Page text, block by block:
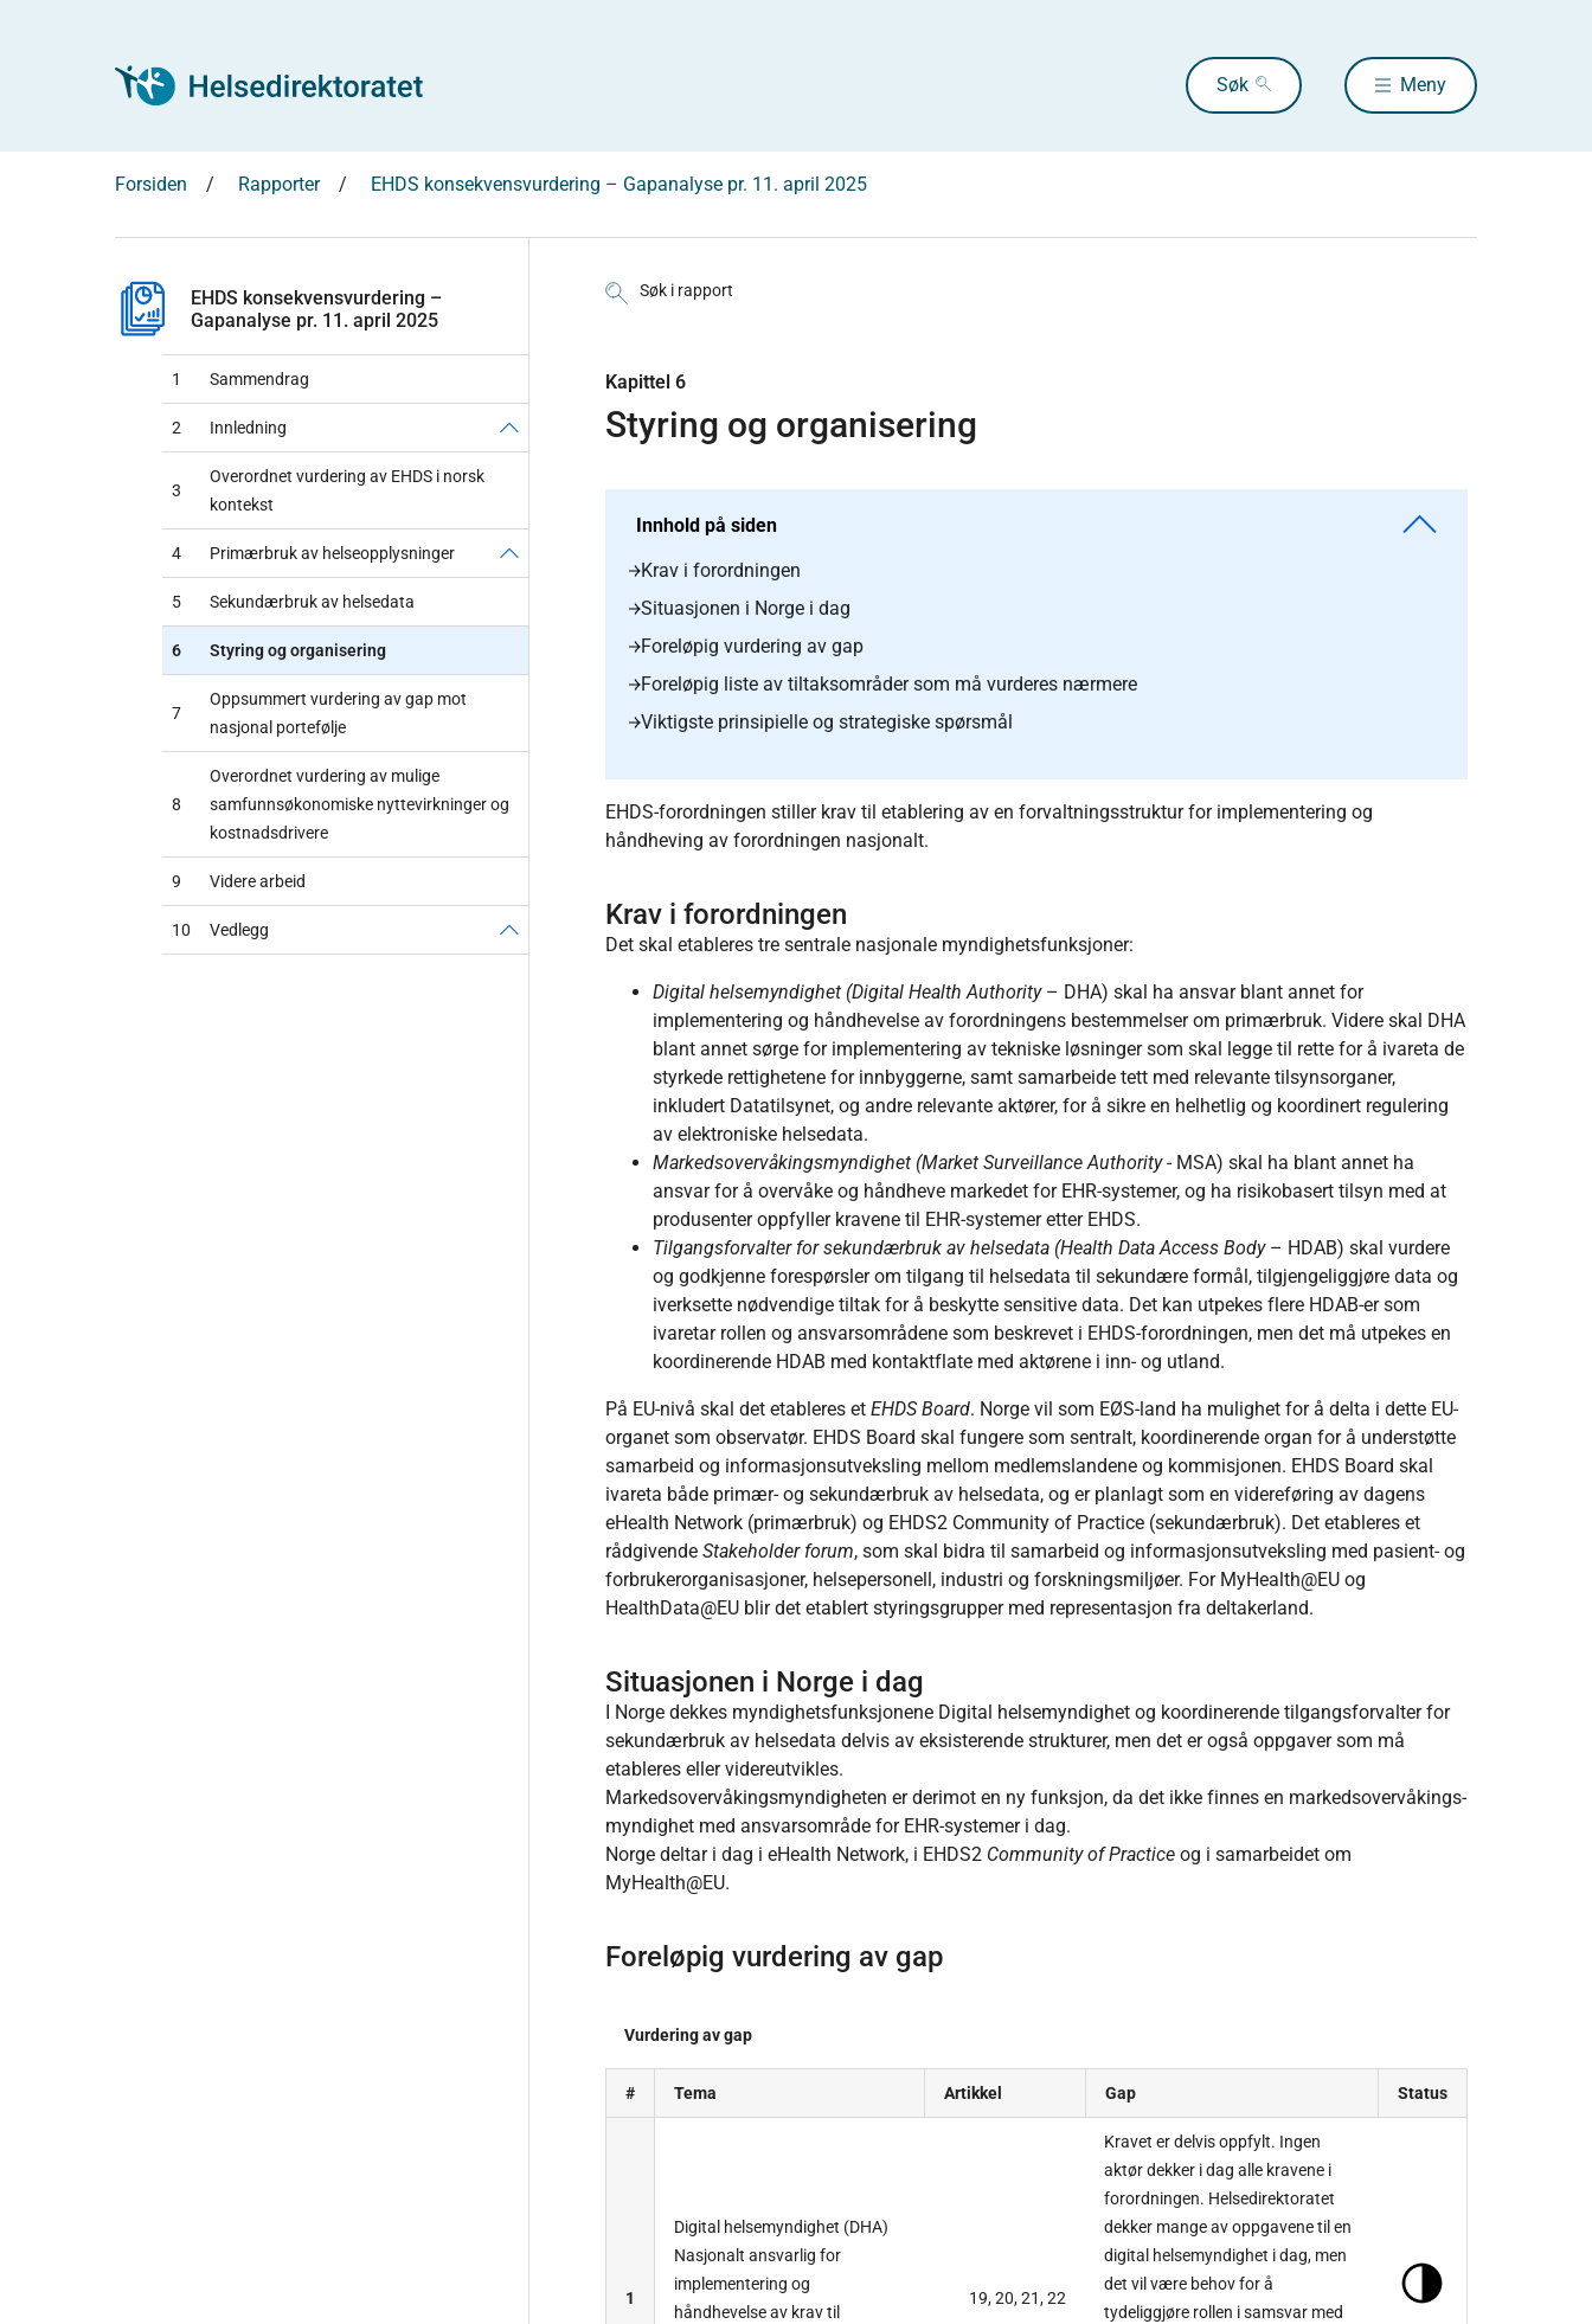
Søk Meny
Forsiden Rapporter EHDS konsekvensvurdering – Gapanalyse pr. 11. april 2025
EHDS konsekvensvurdering –
Gapanalyse pr. 11. april 2025
1 Sammendrag
2 Innledning
3
Overordnet vurdering av EHDS i norsk
kontekst
4 Primærbruk av helseopplysninger
5 Sekundærbruk av helsedata
6 Styring og organisering
7
Oppsummert vurdering av gap mot
nasjonal portefølje
8
Overordnet vurdering av mulige
samfunnsøkonomiske nyttevirkninger og
kostnadsdrivere
9 Videre arbeid
10 Vedlegg
Søk i rapport
Kapittel 6
Styring og organisering
Innhold på siden
Krav i forordningen
Situasjonen i Norge i dag
Foreløpig vurdering av gap
Foreløpig liste av tiltaksområder som må vurderes nærmere
Viktigste prinsipielle og strategiske spørsmål
EHDS-forordningen stiller krav til etablering av en forvaltningsstruktur for implementering og
håndheving av forordningen nasjonalt.
Krav i forordningen
Det skal etableres tre sentrale nasjonale myndighetsfunksjoner:
Digital helsemyndighet (Digital Health Authority – DHA) skal ha ansvar blant annet for
implementering og håndhevelse av forordningens bestemmelser om primærbruk. Videre skal DHA
blant annet sørge for implementering av tekniske løsninger som skal legge til rette for å ivareta de
styrkede rettighetene for innbyggerne, samt samarbeide tett med relevante tilsynsorganer,
inkludert Datatilsynet, og andre relevante aktører, for å sikre en helhetlig og koordinert regulering
av elektroniske helsedata.
Markedsovervåkingsmyndighet (Market Surveillance Authority- MSA) skal ha blant annet ha
ansvar for å overvåke og håndheve markedet for EHR-systemer, og ha risikobasert tilsyn med at
produsenter oppfyller kravene til EHR-systemer etter EHDS.
Tilgangsforvalter for sekundærbruk av helsedata (Health Data Access Body– HDAB) skal vurdere
og godkjenne forespørsler om tilgang til helsedata til sekundære formål, tilgjengeliggjøre data og
iverksette nødvendige tiltak for å beskytte sensitive data. Det kan utpekes flere HDAB-er som
ivaretar rollen og ansvarsområdene som beskrevet i EHDS-forordningen, men det må utpekes en
koordinerende HDAB med kontaktflate med aktørene i inn- og utland.
På EU-nivå skal det etableres et EHDS Board. Norge vil som EØS-land ha mulighet for å delta i dette EU-
organet som observatør. EHDS Board skal fungere som sentralt, koordinerende organ for å understøtte
samarbeid og informasjonsutveksling mellom medlemslandene og kommisjonen. EHDS Board skal
ivareta både primær- og sekundærbruk av helsedata, og er planlagt som en videreføring av dagens
eHealth Network (primærbruk) og EHDS2 Community of Practice (sekundærbruk). Det etableres et
rådgivende Stakeholder forum, som skal bidra til samarbeid og informasjonsutveksling med pasient- og
forbrukerorganisasjoner, helsepersonell, industri og forskningsmiljøer. For MyHealth@EU og
HealthData@EU blir det etablert styringsgrupper med representasjon fra deltakerland.
Situasjonen i Norge i dag
I Norge dekkes myndighetsfunksjonene Digital helsemyndighet og koordinerende tilgangsforvalter for
sekundærbruk av helsedata delvis av eksisterende strukturer, men det er også oppgaver som må
etableres eller videreutvikles.
Markedsovervåkingsmyndigheten er derimot en ny funksjon, da det ikke finnes en markedsovervåkings­
myndighet med ansvarsområde for EHR-systemer i dag.
Norge deltar i dag i eHealth Network, i EHDS2 Community of Practice og i samarbeidet om
MyHealth@EU.
Foreløpig vurdering av gap
Vurdering av gap
# Tema Artikkel Gap Status
1
Digital helsemyndighet (DHA)
Nasjonalt ansvarlig for
implementering og
håndhevelse av krav til
19, 20, 21, 22
Kravet er delvis oppfylt. Ingen
aktør dekker i dag alle kravene i
forordningen. Helsedirektoratet
dekker mange av oppgavene til en
digital helsemyndighet i dag, men
det vil være behov for å
tydeliggjøre rollen i samsvar med